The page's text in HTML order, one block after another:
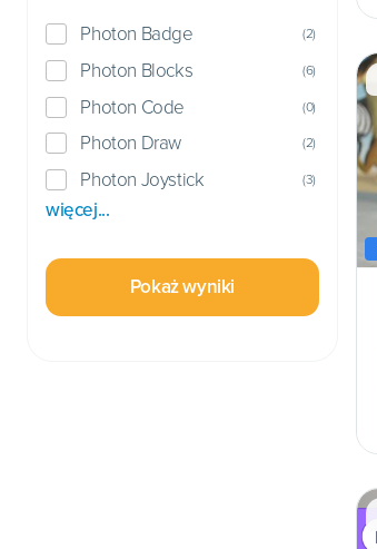
Photon Badge (2)
Photon Blocks (6)
Photon Code (0)
Photon Draw (2)
Photon Joystick (3)
więcej...
Pokaż wyniki